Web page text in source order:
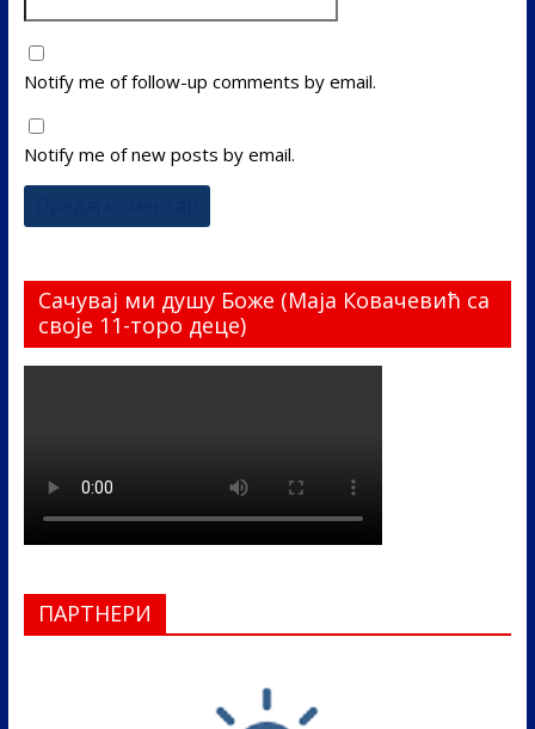
Notify me of follow-up comments by email.
Notify me of new posts by email.
Сачувај ми душу Боже (Маја Ковачевић са
своје 11-торо деце)
ПАРТНЕРИ